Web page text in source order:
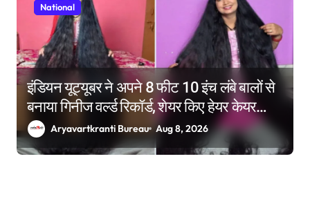
National
इंडियन यूट्यूबर ने अपने 8 फीट 10 इंच लंबे बालों से
बनाया गिनीज वर्ल्ड रिकॉर्ड, शेयर किए हेयर केयर
टिप्सAryavartkranti Bureau Aug 8, 2026